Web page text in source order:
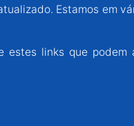
Estamos em
estes links que